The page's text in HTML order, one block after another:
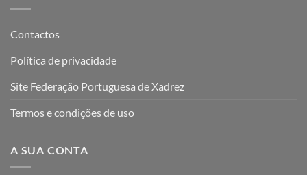
Contactos
Política de privacidade
Site Federação Portuguesa de Xadrez
Termos e condições de uso
A SUA CONTA